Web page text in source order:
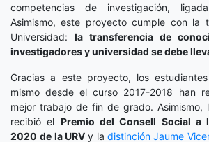
competencias de investigación,
Asimismo, este proyecto cumple con la
Universidad: la transferencia de
investigadores y universidad se debe
Gracias a este proyecto, los
mismo desde el curso 2017-2018 han
mejor trabajo de fin de grado. Asimismo,
recibió el Premio del Consell Social a
2020 de la URV y ladistinción Jaume